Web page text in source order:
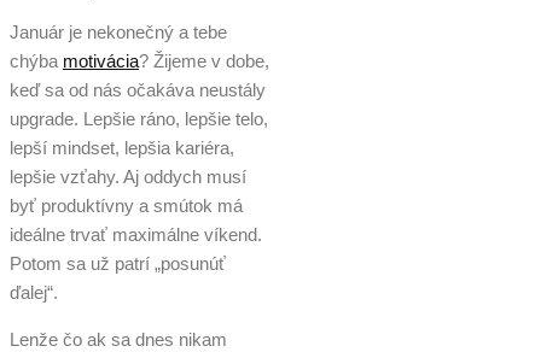
Január je nekonečný a tebe
chýba motivácia? Žijeme v dobe,
keď sa od nás očakáva neustály
upgrade. Lepšie ráno, lepšie telo,
lepší mindset, lepšia kariéra,
lepšie vzťahy. Aj oddych musí
byť produktívny a smútok má
ideálne trvať maximálne víkend.
Potom sa už patrí „posunúť
ďalej“.
Lenže čo ak sa dnes nikam